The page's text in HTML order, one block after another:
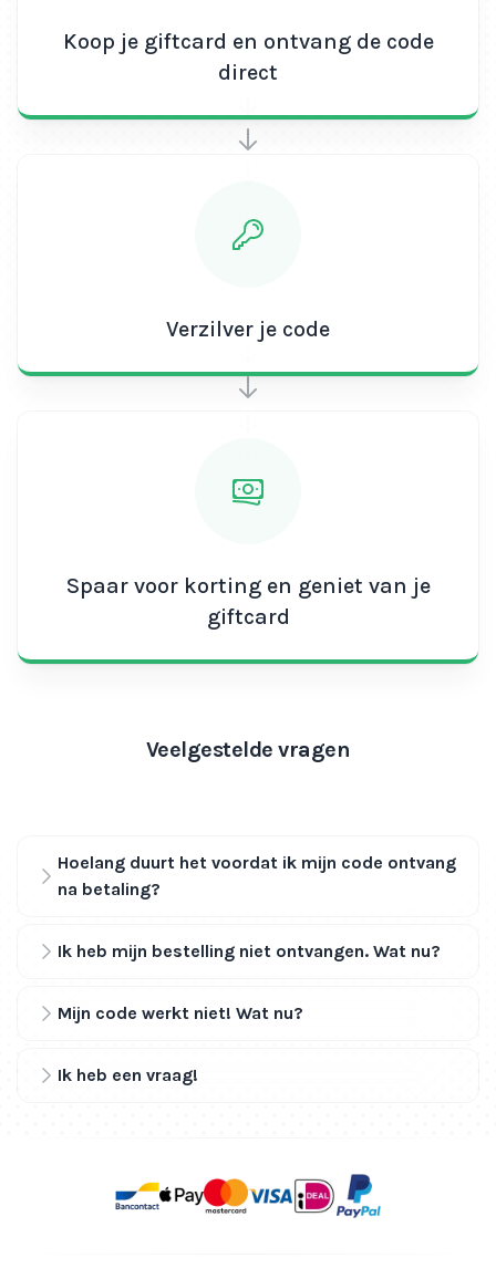
Koop je giftcard en ontvang de code
direct
Verzilver je code
Spaar voor korting en geniet van je
giftcard
Veelgestelde vragen
Hoelang duurt het voordat ik mijn code ontvang
na betaling?
Ik heb mijn bestelling niet ontvangen. Wat nu?
Mijn code werkt niet! Wat nu?
Ik heb een vraag!